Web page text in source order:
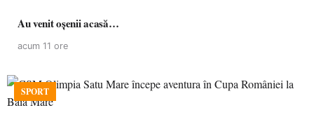
Au venit oșenii acasă…
acum 11 ore
SPORT